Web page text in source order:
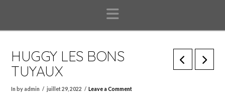
Navigation
HUGGY LES BONS
TUYAUX
In by admin juillet 29, 2022 Leave a Comment